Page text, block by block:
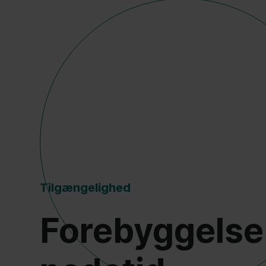
Tilgængelighed